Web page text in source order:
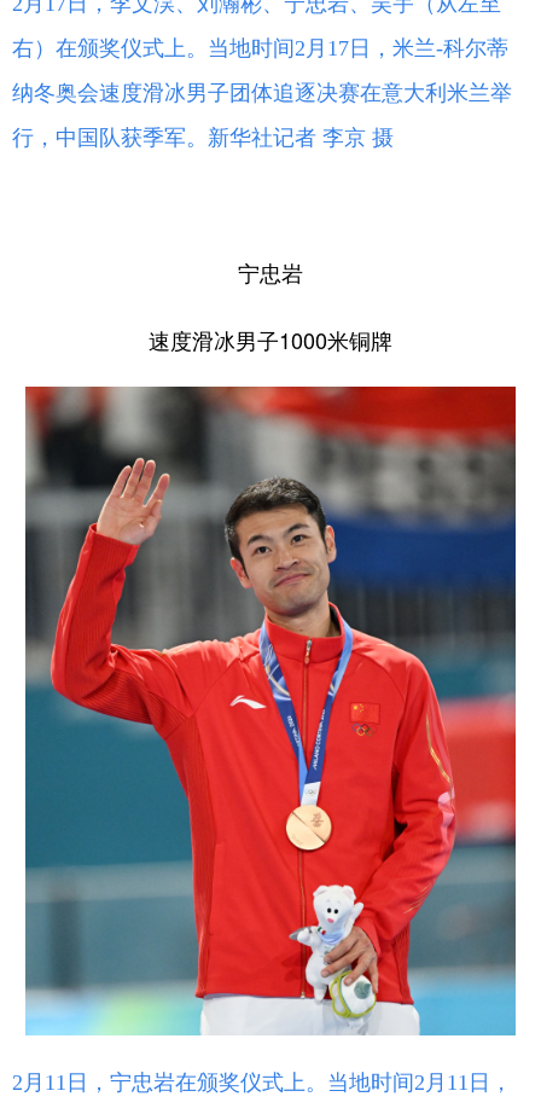
右）在颁奖仪式上。当地时间2月17日，米兰-科尔蒂
纳冬奥会速度滑冰男子团体追逐决赛在意大利米兰举
行，中国队获季军。新华社记者 李京 摄
宁忠岩
速度滑冰男子1000米铜牌
2月11日，宁忠岩在颁奖仪式上。当地时间2月11日，